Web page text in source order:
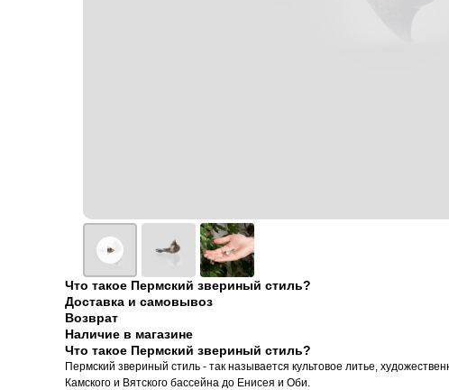
Что такое Пермский звериный стиль?
Доставка и самовывоз
Возврат
Наличие в магазине
Что такое Пермский звериный стиль?
Пермский звериный стиль - так называется культовое литье,
Камского и Вятского бассейна до Енисея и Оби.